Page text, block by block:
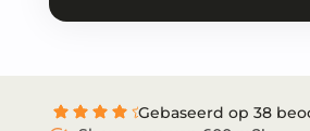
Gebaseerd op 38